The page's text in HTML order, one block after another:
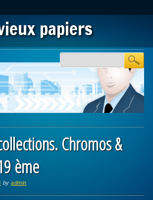
papiers
Chromos &
ème
byadmin